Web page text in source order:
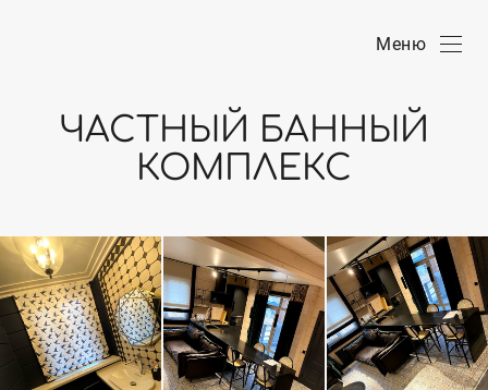
Меню
ЧАСТНЫЙ БАННЫЙ
КОМПЛЕКС